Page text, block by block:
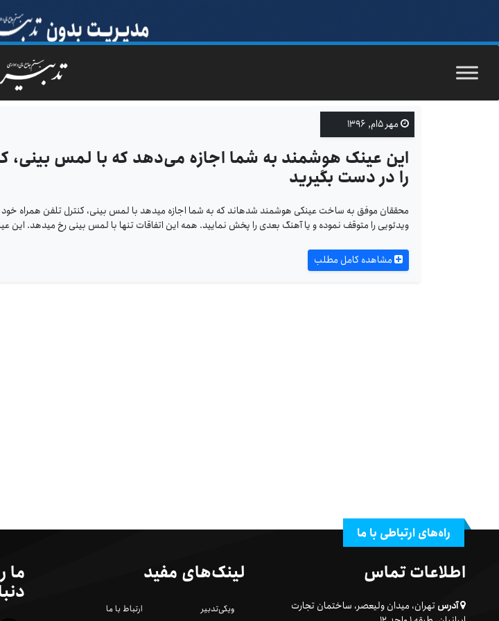
مهر ۵ام, ۱۳۹۶
این عینک هوشمند به شما اجازه می‌دهد که با لمس بینی،
را در دست بگیرید
محققان موفق به ساخت عینکی هوشمند شده­اند که به شما اجازه می­دهد با لمس بینی، کنترل تلفن همراه خود
ویدئویی را متوقف نموده و یا آهنگ بعدی را پخش نمایید. همه این اتفاقات تنها با لمس بینی رخ می­دهد. این
مشاهده کامل مطلب
راه‌های ارتباطی با ما
اطلاعات تماس
آدرستهران، میدان ولیعصر، ساختمان تجارت
لینک‌های مفید
ویکی‌تدبیر ارتباط با ما
ما